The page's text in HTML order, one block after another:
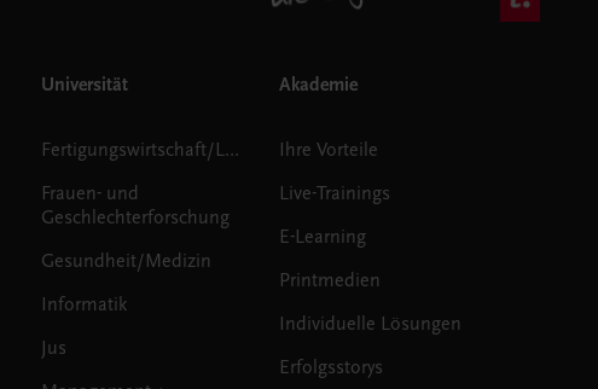
Universität
Fertigungswirtschaft/Logistik
Frauen- und
Geschlechterforschung
Gesundheit/Medizin
Informatik
Jus
Akademie
Ihre Vorteile
Live-Trainings
E-Learning
Printmedien
Individuelle Lösungen
Erfolgsstorys